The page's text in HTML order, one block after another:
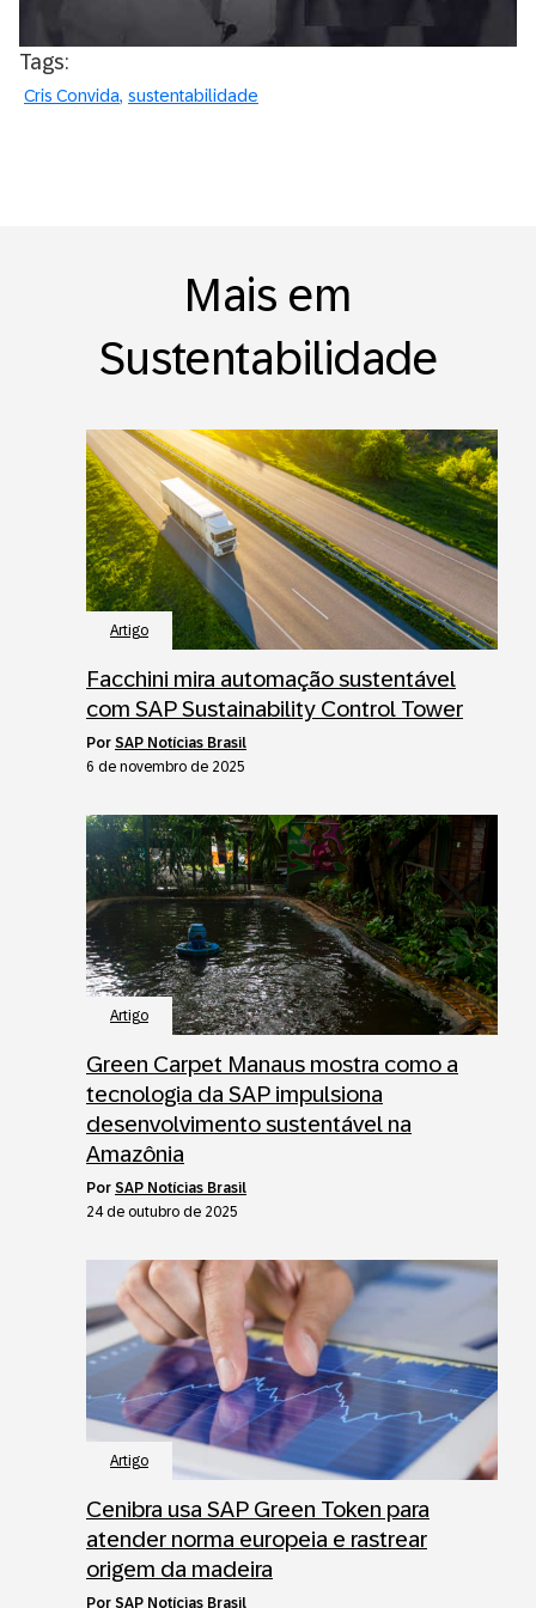
Tags:
Cris Convida sustentabilidade
Mais em
Sustentabilidade
Artigo
Facchini mira automação sustentável
com SAP Sustainability Control Tower
por SAP Notícias Brasil
6 de novembro de 2025
Artigo
Green Carpet Manaus mostra como a
tecnologia da SAP impulsiona
desenvolvimento sustentável na
Amazônia
por SAP Notícias Brasil
24 de outubro de 2025
Artigo
Cenibra usa SAP Green Token para
atender norma europeia e rastrear
origem da madeira
por SAP Notícias Brasil